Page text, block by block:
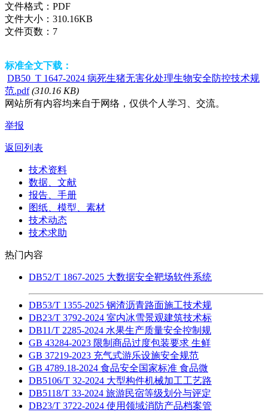
文件格式： PDF
文件大小： 310.16KB
文件页数： 7
标准全文下载：
DB50_T 1647-2024 病死生猪无害化处理生物安全防控技术规
范.pdf (310.16 KB)
网站所有内容均来自于网络，仅供个人学习、交流。
举报
返回列表
技术资料
数据、文献
报告、手册
图纸、模型、素材
技术动态
技术求助
热门内容
DB52/T 1867-2025 大数据安全靶场软件系统
DB53/T 1355-2025 钢渣沥青路面施工技术规
DB23/T 3792-2024 室内冰雪景观建筑技术标
DB11/T 2285-2024 水果生产质量安全控制规
GB 43284-2023 限制商品过度包装要求 生鲜
GB 37219-2023 充气式游乐设施安全规范
GB 4789.18-2024 食品安全国家标准 食品微
DB5106/T 32-2024 大型构件机械加工工艺路
DB5118/T 33-2024 旅游民宿等级划分与评定
DB23/T 3722-2024 使用领域消防产品档案管